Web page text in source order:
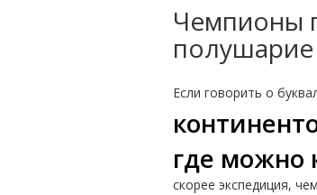
Чемпионы
полушарие
Если говорить о
где можно
скорее экспедиция,